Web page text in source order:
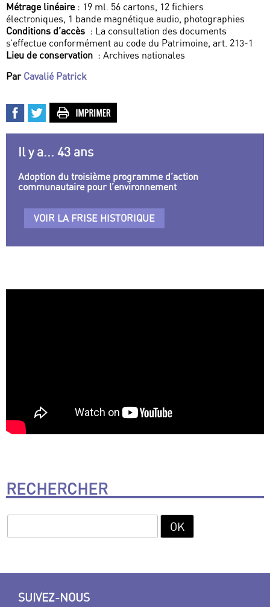
Métrage linéaire: 19 ml. 56 cartons, 12 fichiers
électroniques, 1 bande magnétique audio, photographies
Conditions d’accès : La consultation des documents
s’effectue conformément au code du Patrimoine, art. 213-1
Lieu de conservation : Archives nationales
Par Cavalié Patrick
Il y a... 43 ans
Adoption du troisième programme d’action
communautaire pour l’environnement
VOIR LA FRISE HISTORIQUE
RECHERCHER
SUIVEZ-NOUS